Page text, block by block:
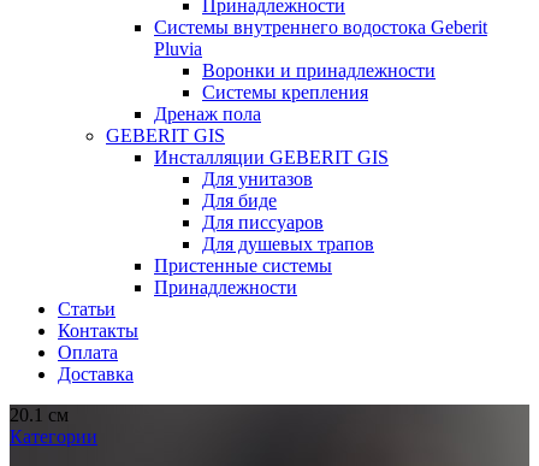
Принадлежности
Системы внутреннего водостока Geberit
Pluvia
Воронки и принадлежности
Системы крепления
Дренаж пола
GEBERIT GIS
Инсталляции GEBERIT GIS
Для унитазов
Для биде
Для писсуаров
Для душевых трапов
Пристенные системы
Принадлежности
Статьи
Контакты
Оплата
Доставка
20.1 см
Категории